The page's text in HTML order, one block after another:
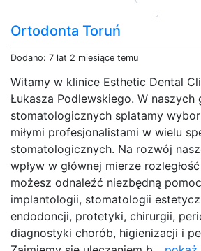
Ortodonta Toruń
Dodano: 7 lat 2 miesiące temu
Witamy w klinice Esthetic Dental
Łukasza Podlewskiego. W naszych
stomatologicznych splatamy
miłymi profesjonalistami w wielu
stomatologicznych. Na rozwój
wpływ w głównej mierze
możesz odnaleźć niezbędną
implantologii, stomatologii
endodoncji, protetyki, chirurgii,
diagnostyki chorób, higienizacji i